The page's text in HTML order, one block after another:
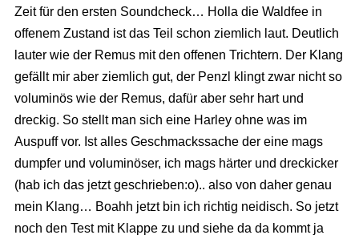
Zeit für den ersten Soundcheck… Holla die Waldfee in
offenem Zustand ist das Teil schon ziemlich laut. Deutlich
lauter wie der Remus mit den offenen Trichtern. Der Klang
gefällt mir aber ziemlich gut, der Penzl klingt zwar nicht so
voluminös wie der Remus, dafür aber sehr hart und
dreckig. So stellt man sich eine Harley ohne was im
Auspuff vor. Ist alles Geschmackssache der eine mags
dumpfer und voluminöser, ich mags härter und dreckicker
(hab ich das jetzt geschrieben:o).. also von daher genau
mein Klang… Boahh jetzt bin ich richtig neidisch. So jetzt
noch den Test mit Klappe zu und siehe da da kommt ja